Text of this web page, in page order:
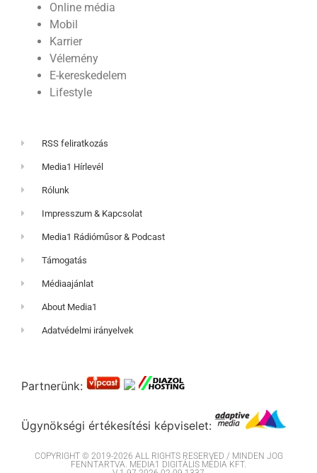
Online média
Mobil
Karrier
Vélemény
E-kereskedelem
Lifestyle
RSS feliratkozás
Media1 Hírlevél
Rólunk
Impresszum & Kapcsolat
Media1 Rádióműsor & Podcast
Támogatás
Médiaajánlat
About Media1
Adatvédelmi irányelvek
Partnerünk:
Ügynökségi értékesítési képviselet:
COPYRIGHT © 2019-2026 ALL RIGHTS RESERVED / MINDEN JOG
FENNTARTVA. MEDIA1 DIGITÁLIS MÉDIA KFT.